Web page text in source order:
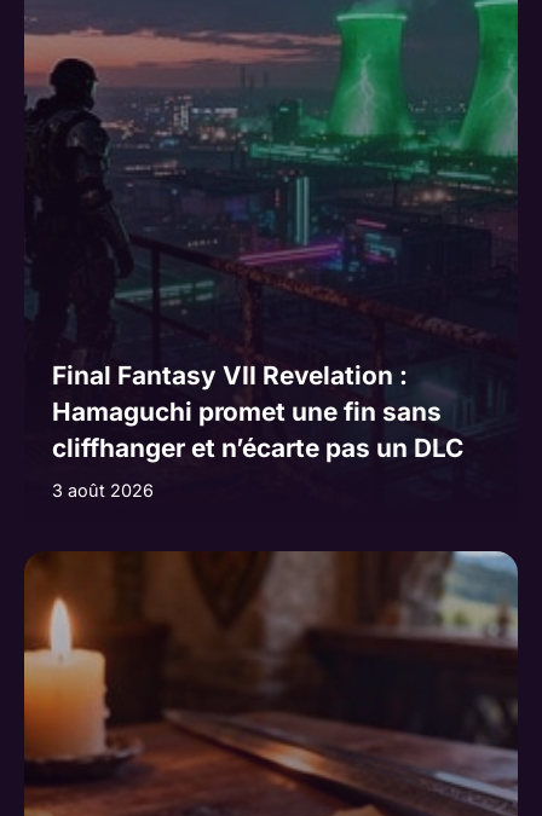
Final Fantasy VII Revelation :
Hamaguchi promet une fin sans
cliffhanger et n’écarte pas un DLC
3 août 2026